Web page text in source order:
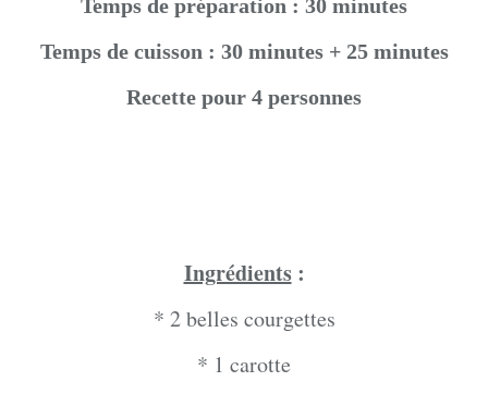
Temps de préparation : 30 minutes
Temps de cuisson : 30 minutes + 25 minutes
Recette pour 4 personnes
Ingrédients:
* 2 belles courgettes
* 1 carotte